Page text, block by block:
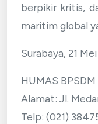
berpikir kritis,
maritim global
Surabaya, 21
HUMAS
Alamat: Jl.
Telp: (021)